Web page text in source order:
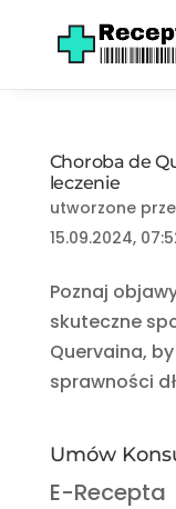
Choroba de
leczenie
utworzone
15.09.2024,
Poznaj
skuteczne
Quervaina,
sprawności
Umów
E-Recepta